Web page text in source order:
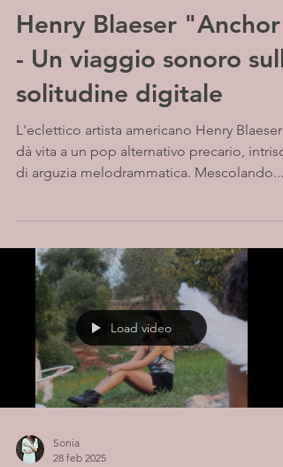
Henry Blaeser "Anchor"
- Un viaggio sonoro sulla
solitudine digitale
L'eclettico artista americano Henry Blaeser
dà vita a un pop alternativo precario, intriso
di arguzia melodrammatica. Mescolando...
Load video
Sonia
28 feb 2025